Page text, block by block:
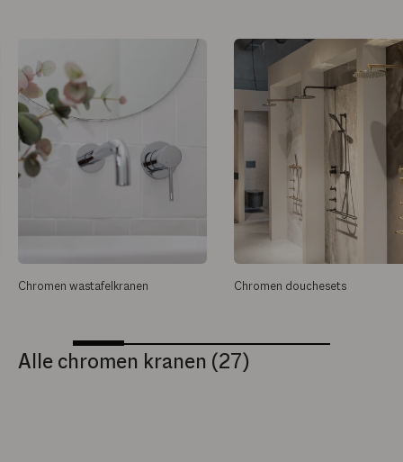
Chromen wastafelkranen Chromen douchesets
Alle chromen kranen (27)